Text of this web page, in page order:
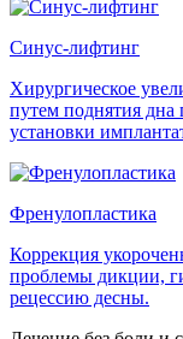
Синус-лифтинг
Хирургическое
путем поднятия дна
установки
Френулопластика
Коррекция
проблемы дикции,
рецессию десны.